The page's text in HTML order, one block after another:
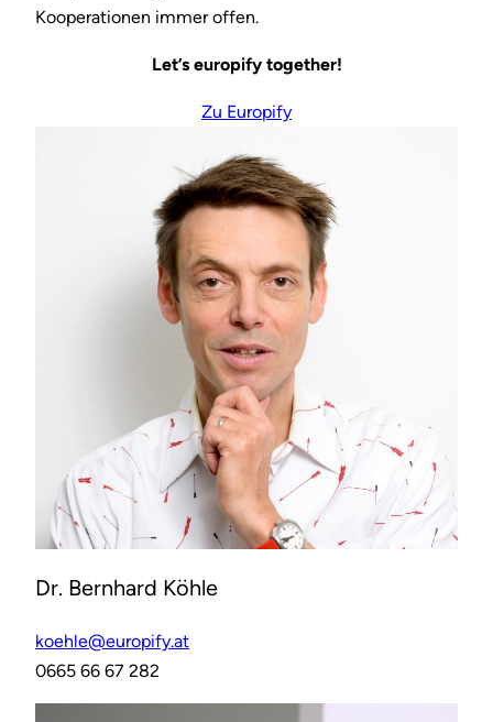
Kooperationen immer offen.
Let’s europify together!
Zu Europify
Dr. Bernhard Köhle
koehle@europify.at
0665 66 67 282